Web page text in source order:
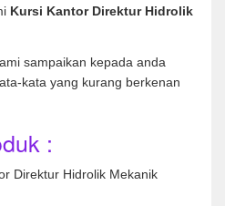
Kursi Kantor Direktur Hidrolik
sampaikan kepada anda
kata yang kurang berkenan
:
Direktur Hidrolik Mekanik